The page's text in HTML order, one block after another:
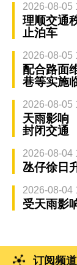
2026-08-05
理顺交通
止泊车
2026-08-05
配合路面
巷等实施
2026-08-05
天雨影响
封闭交通
2026-08-04
氹仔徐日
2026-08-04
受天雨影
订阅频道